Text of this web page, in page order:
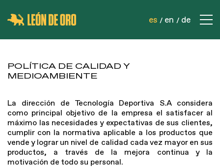
es en de
REDES DE SEGURIDAD
REDES DEPORTIVAS
REDES INDUSTRIALES
CORDELERÍA
POLÍTICA DE CALIDAD Y
MEDIOAMBIENTE
La dirección de Tecnología Deportiva S.A considera
como principal objetivo de la empresa el satisfacer al
máximo las necesidades y expectativas de sus clientes,
cumplir con la normativa aplicable a los productos que
vende y lograr un nivel de calidad cada vez mayor en sus
productos, a través de la mejora continua y la
motivación de todo su personal.